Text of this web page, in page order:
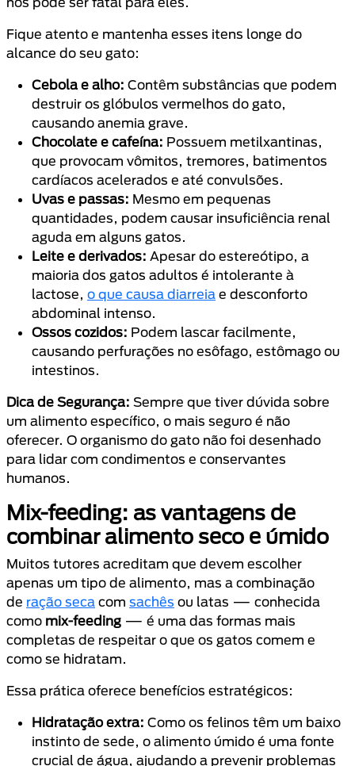
Fique atento e mantenha esses itens longe do
alcance do seu gato:
Cebola e alho: Contêm substâncias que podem
destruir os glóbulos vermelhos do gato,
causando anemia grave.
Chocolate e cafeína: Possuem metilxantinas,
que provocam vômitos, tremores, batimentos
cardíacos acelerados e até convulsões.
Uvas e passas: Mesmo em pequenas
quantidades, podem causar insuficiência renal
aguda em alguns gatos.
Leite e derivados: Apesar do estereótipo, a
maioria dos gatos adultos é intolerante à
lactose, o que causa diarreia e desconforto
abdominal intenso.
Ossos cozidos: Podem lascar facilmente,
causando perfurações no esôfago, estômago ou
intestinos.
Dica de Segurança: Sempre que tiver dúvida sobre
um alimento específico, o mais seguro é não
oferecer. O organismo do gato não foi desenhado
para lidar com condimentos e conservantes
humanos.
Mix-feeding: as vantagens de
combinar alimento seco e úmido
Muitos tutores acreditam que devem escolher
apenas um tipo de alimento, mas a combinação
de ração seca com sachês ou latas — conhecida
como mix-feeding — é uma das formas mais
completas de respeitar o que os gatos comem e
como se hidratam.
Essa prática oferece benefícios estratégicos:
Hidratação extra: Como os felinos têm um baixo
instinto de sede, o alimento úmido é uma fonte
crucial de água, ajudando a prevenir problemas